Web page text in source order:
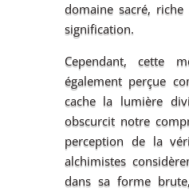
domaine sacré,
signification.
Cependant, cette
également perçue
cache la lumière
obscurcit notre
perception de la
alchimistes
dans sa forme